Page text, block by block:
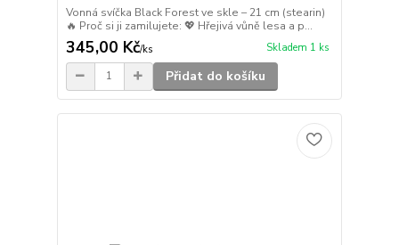
Vonná svíčka Black Forest ve skle – 21 cm (stearin)
🔥 Proč si ji zamilujete: 💖 Hřejivá vůně lesa a p...
345,00 Kč/ks Skladem 1 ks
Přidat do košíku